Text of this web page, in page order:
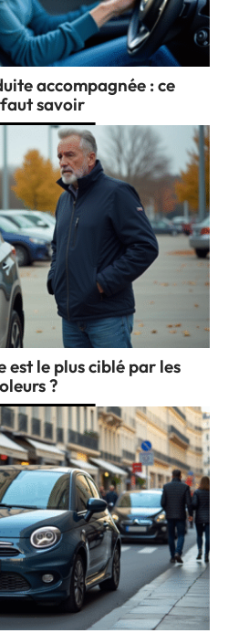
accompagnée : ce
faut savoir
est le plus ciblé par les
?